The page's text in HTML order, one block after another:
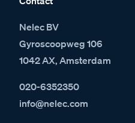
Nelec BV
Gyroscoopweg 106
1042 AX, Amsterdam
020-6352350
info@nelec.com